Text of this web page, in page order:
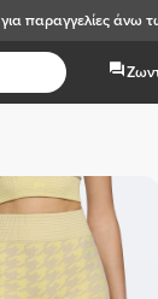
για παραγγελίες άνω